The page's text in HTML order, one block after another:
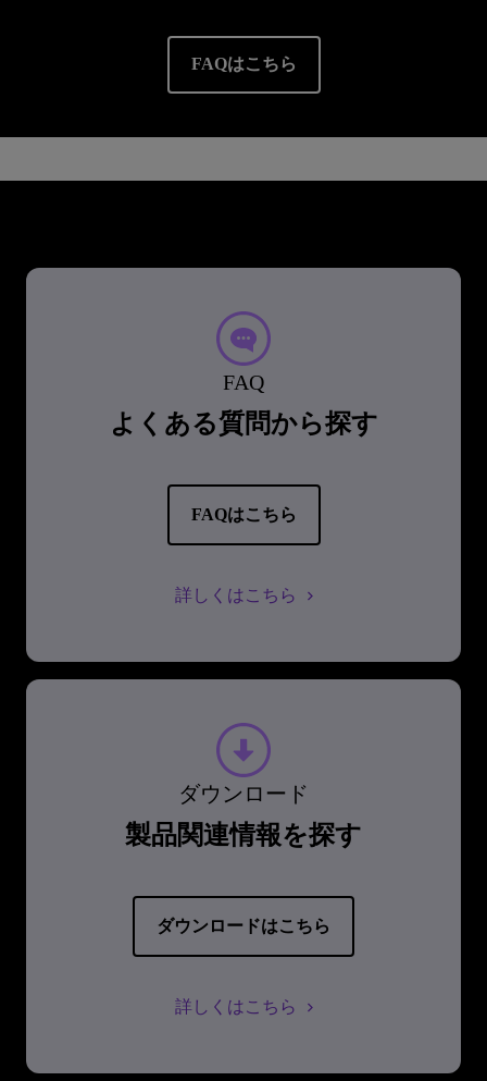
FAQはこちら
FAQ
よくある質問から探す
FAQはこちら
詳しくはこちら
ダウンロード
製品関連情報を探す
ダウンロードはこちら
詳しくはこちら